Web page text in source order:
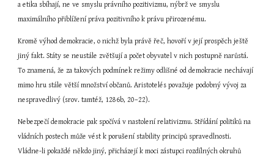
a etika sbíhají, ne ve smyslu právního pozitivizmu, nýbrž ve smyslu
maximálního přiblížení práva pozitivního k právu přirozenému.
Kromě výhod demokracie, o nichž byla právě řeč, hovoří v její prospěch ještě
jiný fakt. Státy se neustále zvětšují a počet obyvatel v nich postupně narůstá.
To znamená, že za takových podmínek režimy odlišné od demokracie nechávají
mimo hru stále větší množství občanů. Aristotelés považuje podobný vývoj za
nespravedlivý (srov. tamtéž, 1286b, 20–22).
Nebezpečí demokracie pak spočívá v nastolení relativizmu. Střídání politiků na
vládních postech může vést k porušení stability principů spravedlnosti.
Vládne-li pokaždé někdo jiný, přicházejí k moci zástupci rozdílných okruhů